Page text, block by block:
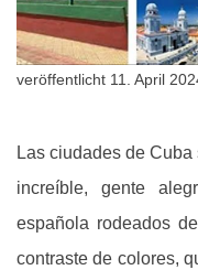
veröffentlicht 11. April
Las ciudades de
increíble, gente
española rodeados
contraste de colores,